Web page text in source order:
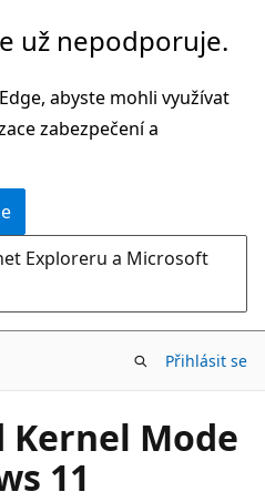
už nepodporuje.
abyste mohli využívat
zabezpečení a
Exploreru a Microsoft
Přihlásit se
Kernel Mode
11